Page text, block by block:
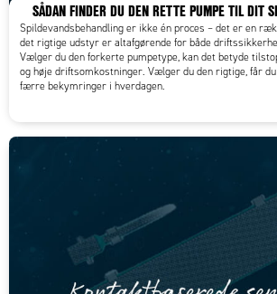
SÅDAN FINDER DU DEN RETTE PUMPE TIL DIT
Spildevandsbehandling er ikke én proces – det er en
det rigtige udstyr er altafgørende for både
Vælger du den forkerte pumpetype, kan det betyde
og høje driftsomkostninger. Vælger du den rigtige, får
færre bekymringer i hverdagen.